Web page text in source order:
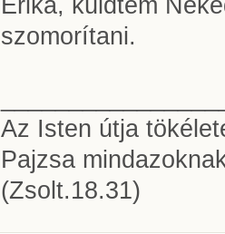
szomorítani.
Az Isten útja
Pajzsa
(Zsolt.18.31)